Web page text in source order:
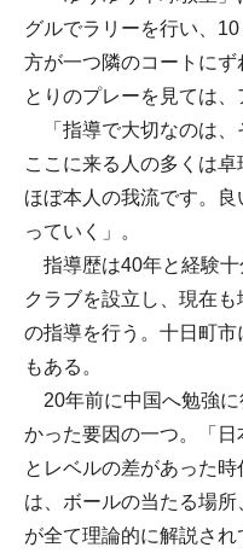
グルでラリーを行い、
方が一つ隣のコートに
とりのプレーを見ては、
「指導で大切なのは、
ここに来る人の多くは
ほぼ本人の我流です。
っていく」。
指導歴は40年と経験十
クラブを設立し、現在
の指導を行う。十日町
もある。
20年前に中国へ勉強に
かった要因の一つ。「
とレベルの差があった
は、ボールの当たる場
が全て理論的に解説され